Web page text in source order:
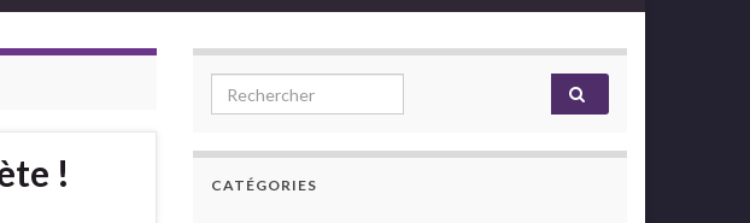
!
Search for:
CATÉGORIES